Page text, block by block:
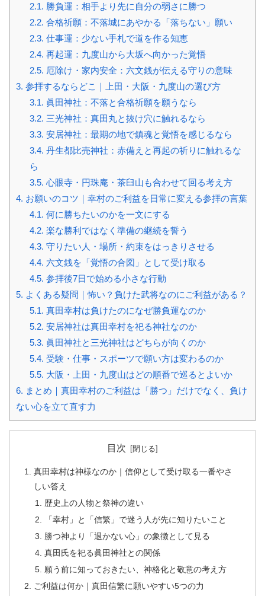
2.1. 勝負運：相手より先に自分の弱さに勝つ
2.2. 合格祈願：不落城にあやかる「落ちない」願い
2.3. 仕事運：少ない手札で道を作る知恵
2.4. 再起運：九度山から大坂へ向かった覚悟
2.5. 厄除け・家内安全：六文銭が伝える守りの意味
3. 参拝するならどこ｜上田・大阪・九度山の選び方
3.1. 眞田神社：不落と合格祈願を願うなら
3.2. 三光神社：真田丸と抜け穴に触れるなら
3.3. 安居神社：最期の地で鎮魂と覚悟を感じるなら
3.4. 丹生都比売神社：赤備えと再起の祈りに触れるな
ら
3.5. 心眼寺・円珠庵・茶臼山も合わせて回る考え方
4. お願いのコツ｜幸村のご利益を日常に変える参拝の言葉
4.1. 何に勝ちたいのかを一文にする
4.2. 楽な勝利ではなく準備の継続を誓う
4.3. 守りたい人・場所・約束をはっきりさせる
4.4. 六文銭を「覚悟の合図」として受け取る
4.5. 参拝後7日で始める小さな行動
5. よくある疑問｜怖い？負けた武将なのにご利益がある？
5.1. 真田幸村は負けたのになぜ勝負運なのか
5.2. 安居神社は真田幸村を祀る神社なのか
5.3. 眞田神社と三光神社はどちらが向くのか
5.4. 受験・仕事・スポーツで願い方は変わるのか
5.5. 大阪・上田・九度山はどの順番で巡るとよいか
6. まとめ｜真田幸村のご利益は「勝つ」だけでなく、負け
ない心を立て直す力
目次
真田幸村は神様なのか｜信仰として受け取る一番やさ
しい答え
歴史上の人物と祭神の違い
「幸村」と「信繁」で迷う人が先に知りたいこと
勝つ神より「退かない心」の象徴として見る
真田氏を祀る眞田神社との関係
願う前に知っておきたい、神格化と敬意の考え方
ご利益は何か｜真田信繁に願いやすい5つの力